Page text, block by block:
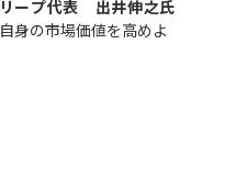
リープ代表 出井伸之氏
自身の市場価値を高めよ